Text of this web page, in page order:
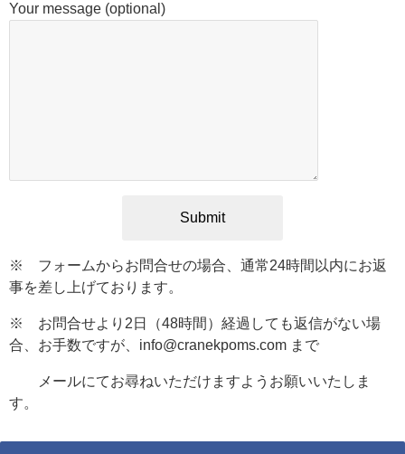
Your message (optional)
※ フォームからお問合せの場合、通常24時間以内にお返
事を差し上げております。
※ お問合せより2日（48時間）経過しても返信がない場
合、お手数ですが、info@cranekpoms.com まで
メールにてお尋ねいただけますようお願いいたしま
す。